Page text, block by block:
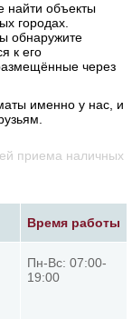
найти объекты
городах.
обнаружите
к его
через
именно у нас, и
приема наличных
Время работы
Пн-Вс: 07:00-
19:00